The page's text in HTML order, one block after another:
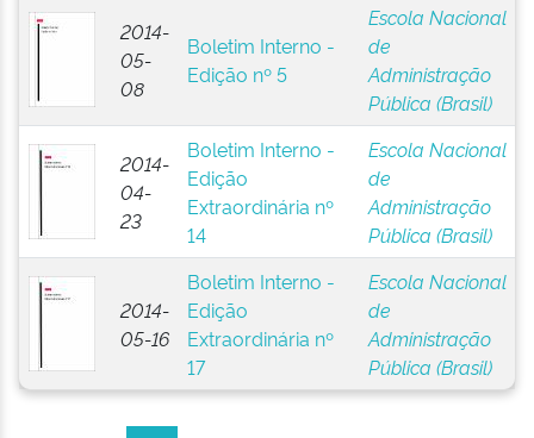
2014-
05-
08
Boletim Interno -
Edição nº 5
Escola Nacional
de
Administração
Pública (Brasil)
2014-
04-
23
Boletim Interno -
Edição
Extraordinária nº
14
Escola Nacional
de
Administração
Pública (Brasil)
2014-
05-16
Boletim Interno -
Edição
Extraordinária nº
17
Escola Nacional
de
Administração
Pública (Brasil)